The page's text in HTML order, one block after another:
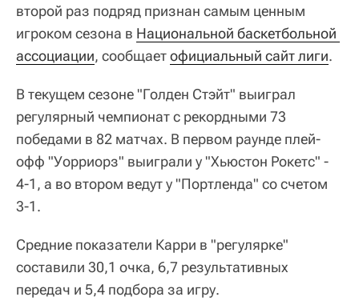
второй раз подряд признан самым ценным
игроком сезона в Национальной баскетбольной
ассоциации, сообщаетофициальный сайт лиги.
В текущем сезоне "Голден Стэйт" выиграл
регулярный чемпионат с рекордными 73
победами в 82 матчах. В первом раунде плей-
офф "Уорриорз" выиграли у "Хьюстон Рокетс" -
4-1, а во втором ведут у "Портленда" со счетом
3-1.
Средние показатели Карри в "регулярке"
составили 30,1 очка, 6,7 результативных
передач и 5,4 подбора за игру.